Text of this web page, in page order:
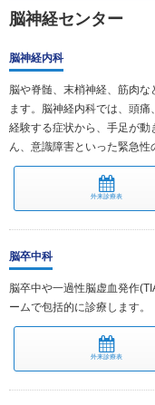
脳神経センター
脳神経内科
脳や脊髄、末梢神経、筋肉
ます。脳神経内科では、頭
経験する症状から、手足が
ん、意識障害といった緊急性
外来診療表
脳卒中科
脳卒中や一過性脳虚血発作
ームで包括的に診療します。
外来診療表